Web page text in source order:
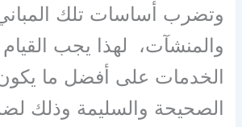
وتضرب أساسات تلك
والمنشآت، لهذا يجب القيام
الخدمات على أفضل ما
الصحيحة والسليمة وذلك